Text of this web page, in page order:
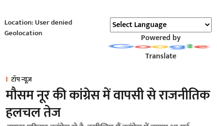
Location: User denied
Geolocation
Powered by
Translate
टॉप न्यूज़
मौसम नूर की कांग्रेस में वापसी से राजनीतिक
हलचल तेज